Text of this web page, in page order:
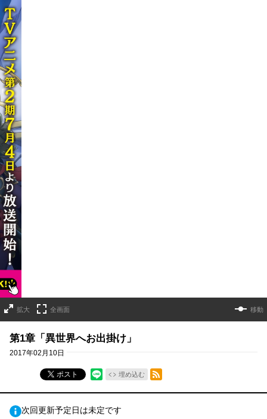
拡大 全画面 移動
第1章「異世界へお出掛け」
2017年02月10日
ポスト 埋め込む
RSSフィード
次回更新予定日は未定です